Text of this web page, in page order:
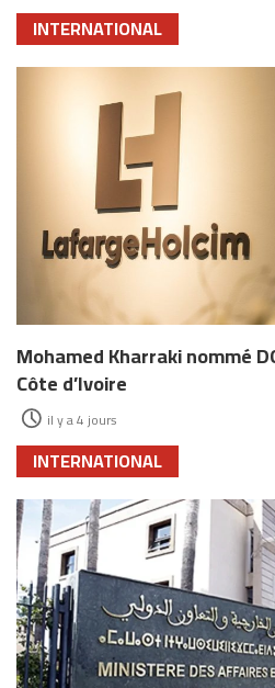
INTERNATIONAL
Mohamed Kharraki nommé
Côte d’Ivoire
il y a 4 jours
INTERNATIONAL